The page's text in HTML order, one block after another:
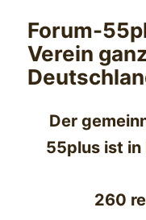
Forum-
Verein
Der
55plus ist
260